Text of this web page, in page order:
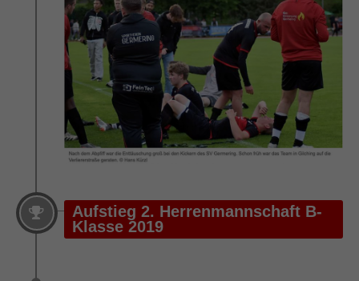
Aufstieg 2. Herrenmannschaft B-
Klasse 2019